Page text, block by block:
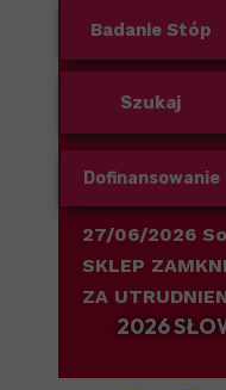
27/06/2026
SKLEP
ZA
2026
Badanie Stóp
Szukaj
Dofinansowanie